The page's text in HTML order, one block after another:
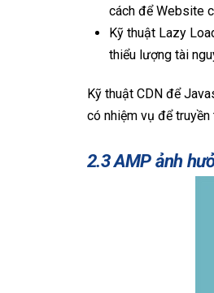
cách để Website
Kỹ thuật Lazy
thiểu lượng tài
Kỹ thuật CDN để
có nhiệm vụ để
2.3 AMP ảnh